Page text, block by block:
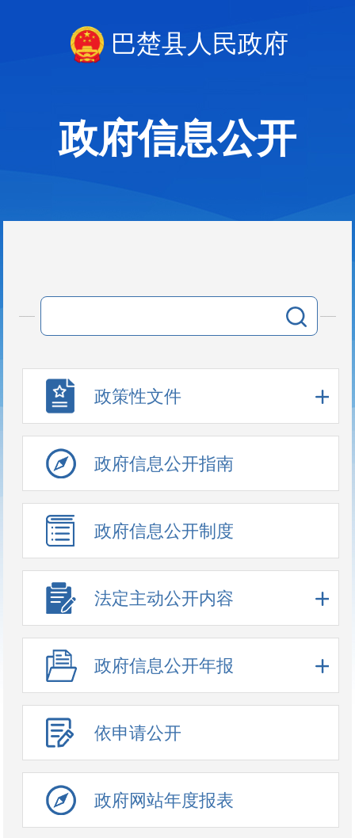
巴楚县人民政府
政府信息公开
政策性文件
政府信息公开指南
政府信息公开制度
法定主动公开内容
政府信息公开年报
依申请公开
政府网站年度报表